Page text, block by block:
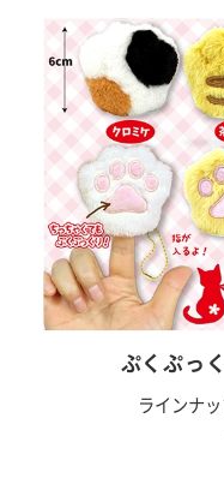
ぷくぷっ
ラインナ